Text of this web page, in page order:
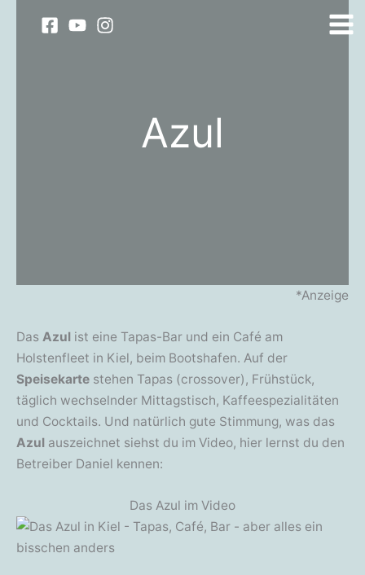
Azul
*Anzeige
Das Azul ist eine Tapas-Bar und ein Café am
Holstenfleet in Kiel, beim Bootshafen. Auf der
Speisekarte stehen Tapas (crossover), Frühstück,
täglich wechselnder Mittagstisch, Kaffeespezialitäten
und Cocktails. Und natürlich gute Stimmung, was das
Azul auszeichnet siehst du im Video, hier lernst du den
Betreiber Daniel kennen:
Das Azul im Video